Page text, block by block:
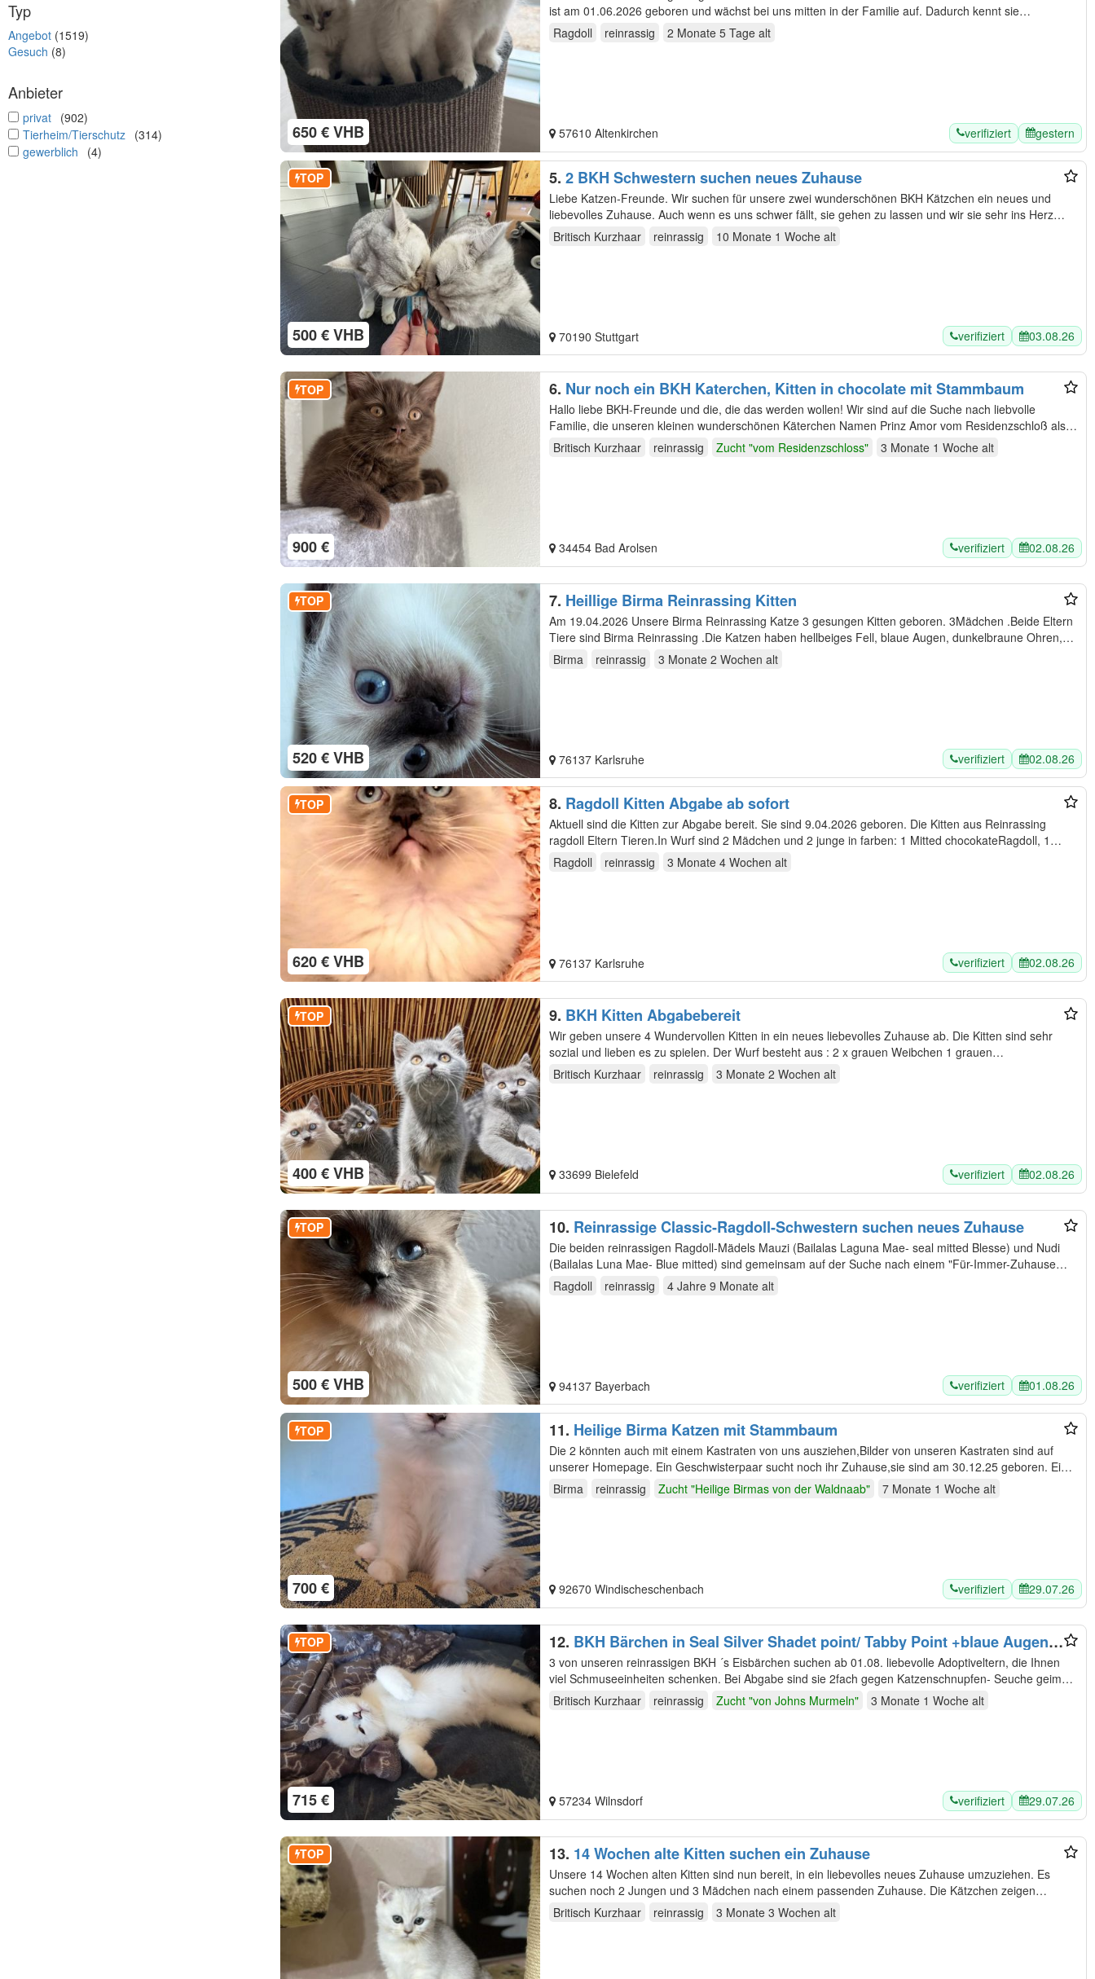
Typ
Angebot (1519)
Gesuch (8)
Anbieter
undefined
privat (902)
undefined
Tierheim/Tierschutz (314)
undefined
gewerblich (4)
650 € VHB
ist am 01.06.2026 geboren und wächst bei uns mitten in der Familie auf. Dadurch kennt sie…
Ragdoll
reinrassig 2 Monate 5 Tage alt
57610 Altenkirchen verifiziert gestern
5. 2 BKH Schwestern suchen neues Zuhause
500 € VHB
TOP
Liebe Katzen-Freunde. Wir suchen für unsere zwei wunderschönen BKH Kätzchen ein neues und
liebevolles Zuhause. Auch wenn es uns schwer fällt, sie gehen zu lassen und wir sie sehr ins Herz…
Britisch Kurzhaar
reinrassig 10 Monate 1 Woche alt
70190 Stuttgart verifiziert 03.08.26
6. Nur noch ein BKH Katerchen, Kitten in chocolate mit Stammbaum
900 €
TOP
Hallo liebe BKH-Freunde und die, die das werden wollen! Wir sind auf die Suche nach liebvolle
Familie, die unseren kleinen wunderschönen Käterchen Namen Prinz Amor vom Residenzschloß als
weiteren…
Britisch Kurzhaar reinrassig Zucht "vom Residenzschloss" 3 Monate 1 Woche alt
34454 Bad Arolsen verifiziert 02.08.26
7. Heillige Birma Reinrassing Kitten
520 € VHB
TOP
Am 19.04.2026 Unsere Birma Reinrassing Katze 3 gesungen Kitten geboren. 3Mädchen .Beide Eltern
Tiere sind Birma Reinrassing .Die Katzen haben hellbeiges Fell, blaue Augen, dunkelbraune Ohren,…
Birma
reinrassig 3 Monate 2 Wochen alt
76137 Karlsruhe verifiziert 02.08.26
8. Ragdoll Kitten Abgabe ab sofort
620 € VHB
TOP
Aktuell sind die Kitten zur Abgabe bereit. Sie sind 9.04.2026 geboren. Die Kitten aus Reinrassing
ragdoll Eltern Tieren.In Wurf sind 2 Mädchen und 2 junge in farben: 1 Mitted chocokateRagdoll, 1…
Ragdoll
reinrassig 3 Monate 4 Wochen alt
76137 Karlsruhe verifiziert 02.08.26
9. BKH Kitten Abgabebereit
400 € VHB
TOP
Wir geben unsere 4 Wundervollen Kitten in ein neues liebevolles Zuhause ab. Die Kitten sind sehr
sozial und lieben es zu spielen. Der Wurf besteht aus : 2 x grauen Weibchen 1 grauen…
Britisch Kurzhaar
reinrassig 3 Monate 2 Wochen alt
33699 Bielefeld verifiziert 02.08.26
10. Reinrassige Classic-Ragdoll-Schwestern suchen neues Zuhause
500 € VHB
TOP
Die beiden reinrassigen Ragdoll-Mädels Mauzi (Bailalas Laguna Mae- seal mitted Blesse) und Nudi
(Bailalas Luna Mae- Blue mitted) sind gemeinsam auf der Suche nach einem "Für-Immer-Zuhause…
Ragdoll
reinrassig 4 Jahre 9 Monate alt
94137 Bayerbach verifiziert 01.08.26
11. Heilige Birma Katzen mit Stammbaum
700 €
TOP
Die 2 könnten auch mit einem Kastraten von uns ausziehen,Bilder von unseren Kastraten sind auf
unserer Homepage. Ein Geschwisterpaar sucht noch ihr Zuhause,sie sind am 30.12.25 geboren. Ein
Kater…
Birma reinrassig Zucht "Heilige Birmas von der Waldnaab" 7 Monate 1 Woche alt
92670 Windischeschenbach verifiziert 29.07.26
12. BKH Bärchen in Seal Silver Shadet point/ Tabby Point +blaue Augen,
Stammbaum, 2fach geimpft
715 €
TOP
3 von unseren reinrassigen BKH ´s Eisbärchen suchen ab 01.08. liebevolle Adoptiveltern, die Ihnen
viel Schmuseeinheiten schenken. Bei Abgabe sind sie 2fach gegen Katzenschnupfen- Seuche geimpft,
…
Britisch Kurzhaar reinrassig Zucht "von Johns Murmeln" 3 Monate 1 Woche alt
57234 Wilnsdorf verifiziert 29.07.26
13. 14 Wochen alte Kitten suchen ein Zuhause
TOP
Unsere 14 Wochen alten Kitten sind nun bereit, in ein liebevolles neues Zuhause umzuziehen. Es
suchen noch 2 Jungen und 3 Mädchen nach einem passenden Zuhause. Die Kätzchen zeigen
Spieltrieb,…
Britisch Kurzhaar reinrassig 3 Monate 3 Wochen alt